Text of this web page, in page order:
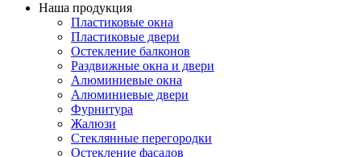
Наша продукция
Пластиковые окна
Пластиковые двери
Остекление балконов
Раздвижные окна и двери
Алюминиевые окна
Алюминиевые двери
Фурнитура
Жалюзи
Стеклянные перегородки
Остекление фасадов